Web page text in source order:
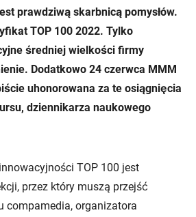
prawdziwą skarbnicą pomysłów.
TOP 100 2022. Tylko
średniej wielkości firmy
Dodatkowo 24 czerwca MMM
uhonorowana za te osiągnięcia
dziennikarza naukowego
TOP 100 jest
przez który muszą przejść
compamedia, organizatora